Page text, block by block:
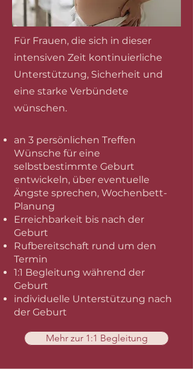
​​Für Frauen, die sich in dieser
intensiven Zeit kontinuierliche
Unterstützung, Sicherheit und
eine starke Verbündete
wünschen.
an 3 persönlichen Treffen
Wünsche für eine
selbstbestimmte Geburt
entwickeln, über eventuelle
Ängste sprechen, Wochenbett-
Planung
Erreichbarkeit bis nach der
Geburt
Rufbereitschaft rund um den
Termin
1:1 Begleitung während der
Geburt
individuelle Unterstützung nach
der Geburt
Mehr zur 1:1 Begleitung